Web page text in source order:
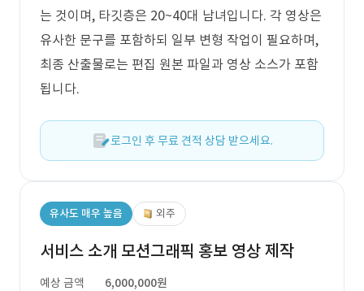
는 것이며, 타깃층은 20~40대 남녀입니다. 각 영상은
유사한 문구를 포함하되 일부 변형 작업이 필요하며,
최종 산출물로는 편집 원본 파일과 영상 소스가 포함
됩니다.
로그인 후 무료 견적 상담 받으세요.
유사도 매우 높음 외주
서비스 소개 모션그래픽 홍보 영상 제작
예상 금액
6,000,000원